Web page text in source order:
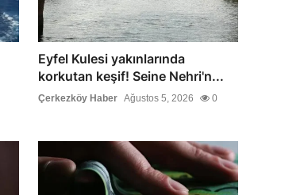
Eyfel Kulesi yakınlarında
korkutan keşif! Seine Nehri'n...
Çerkezköy Haber Ağustos 5, 2026 0